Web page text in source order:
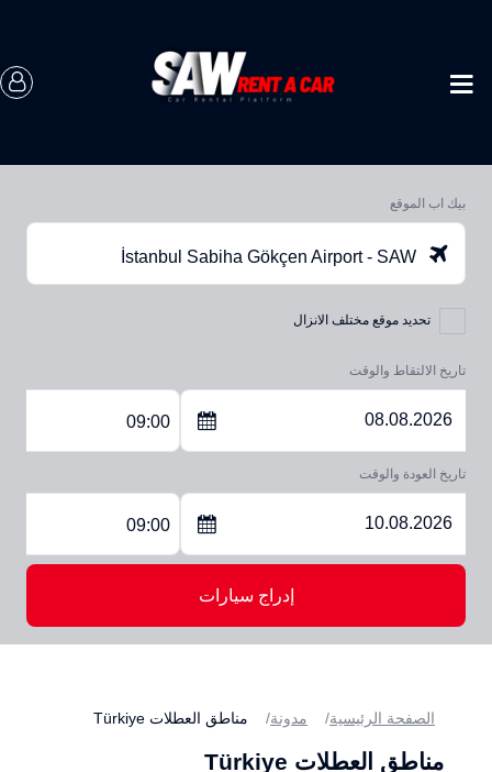
بيك اب الموقع
تحديد موقع مختلف الانزال
تاريخ الالتقاط والوقت
09:00
تاريخ العودة والوقت
09:00
إدراج سيارات
الصفحة الرئيسية مدونة مناطق العطلات Türkiye
مناطق العطلات Türkiye